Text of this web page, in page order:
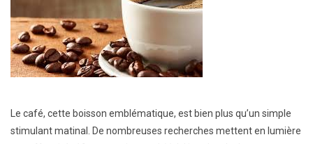
Le café, cette boisson emblématique, est bien plus qu’un simple
stimulant matinal. De nombreuses recherches mettent en lumière